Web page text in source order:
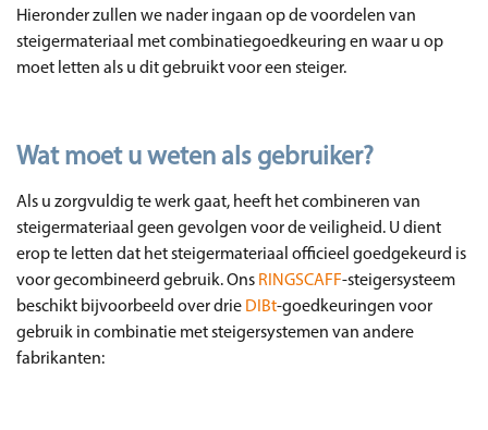
Hieronder zullen we nader ingaan op de voordelen van
steigermateriaal met combinatiegoedkeuring en waar u op
moet letten als u dit gebruikt voor een steiger.
Wat moet u weten als gebruiker?
Als u zorgvuldig te werk gaat, heeft het combineren van
steigermateriaal geen gevolgen voor de veiligheid. U dient
erop te letten dat het steigermateriaal officieel goedgekeurd is
voor gecombineerd gebruik. Ons RINGSCAFF-steigersysteem
beschikt bijvoorbeeld over drie DIBt-goedkeuringen voor
gebruik in combinatie met steigersystemen van andere
fabrikanten: